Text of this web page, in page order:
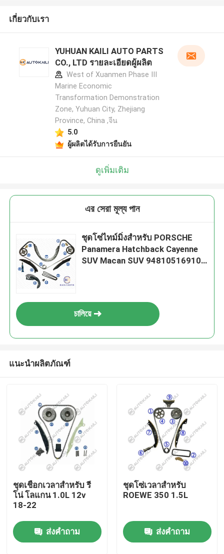
เกี่ยวกับเรา
YUHUAN KAILI AUTO PARTS
CO., LTD รายละเอียดผู้ผลิต
West of Xuanmen Phase III
Marine Economic
Transformation Demonstration
Zone, Yuhuan City, Zhejiang
Province, China ,จีน
5.0
ผู้ผลิตได้รับการยืนยัน
ดูเพิ่มเติม
এর সেরা মূল্য পান
ชุดโซ่ไทม์มิ่งสำหรับ PORSCHE
Panamera Hatchback Cayenne
SUV Macan SUV 94810516910
চালিয়ে
แนะนำผลิตภัณฑ์
ชุดเชือกเวลาสําหรับ รี
โน่ โลแกน 1.0L 12v
18-22
ส่งคำถาม
ชุดโซ่เวลาสําหรับ
ROEWE 350 1.5L
ส่งคำถาม